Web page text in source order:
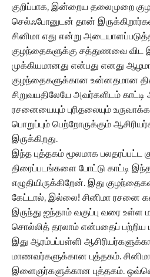
குறிப்பாக, இன்றைய தலைமுறை
செல்ஃபோனுடன் தான்
சினிமா எது என்று
குழந்தைகளுக்கு சத்துணவை விட
முக்கியமானது என்பது எனது
குழந்தைகளுக்கான உன்னதமான
சிறுவயதிலேயே அவர்களிடம்
ரசனையையும் புரிதலையும்
பொறுப்பும் பெற்றோருக்கும்
இருக்கிறது.
இந்த புத்தகம் மூலமாக பலதரப்பட்ட
திரைப்படங்களை போட்டு காட்டி
எழுதியிருக்கிறேன். இது
கேட்டால், இல்லை! சினிமா ரசனை
இருந்து ஐந்தாம் வகுப்பு வரை உள்ள
சொல்லித் தரலாம் என்பதைப் பற்றிய
இது ஆரம்பப்பள்ளி
மாணவர்களுக்கான புத்தகம்.
இளைஞர்களுக்கான புத்தகம்.